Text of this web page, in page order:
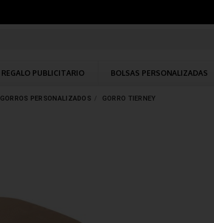
REGALO PUBLICITARIO BOLSAS PERSONALIZADAS
GORROS PERSONALIZADOS GORRO TIERNEY